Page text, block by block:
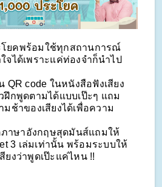
โยคพร้อมใช้ทุกสถานการณ์
จได้เพราะแค่ท่องจำก็นำไป
QR code ในหนังสือฟังเสียง
ฝึกพูดตามได้แบบเป๊ะๆ แถม
มช้าของเสียงได้เพื่อความ
ภาษาอังกฤษสุดมันส์แถมให้
3 เล่มเท่านั้น พร้อมระบบให้
ยงว่าพูดเป๊ะแค่ไหน !!